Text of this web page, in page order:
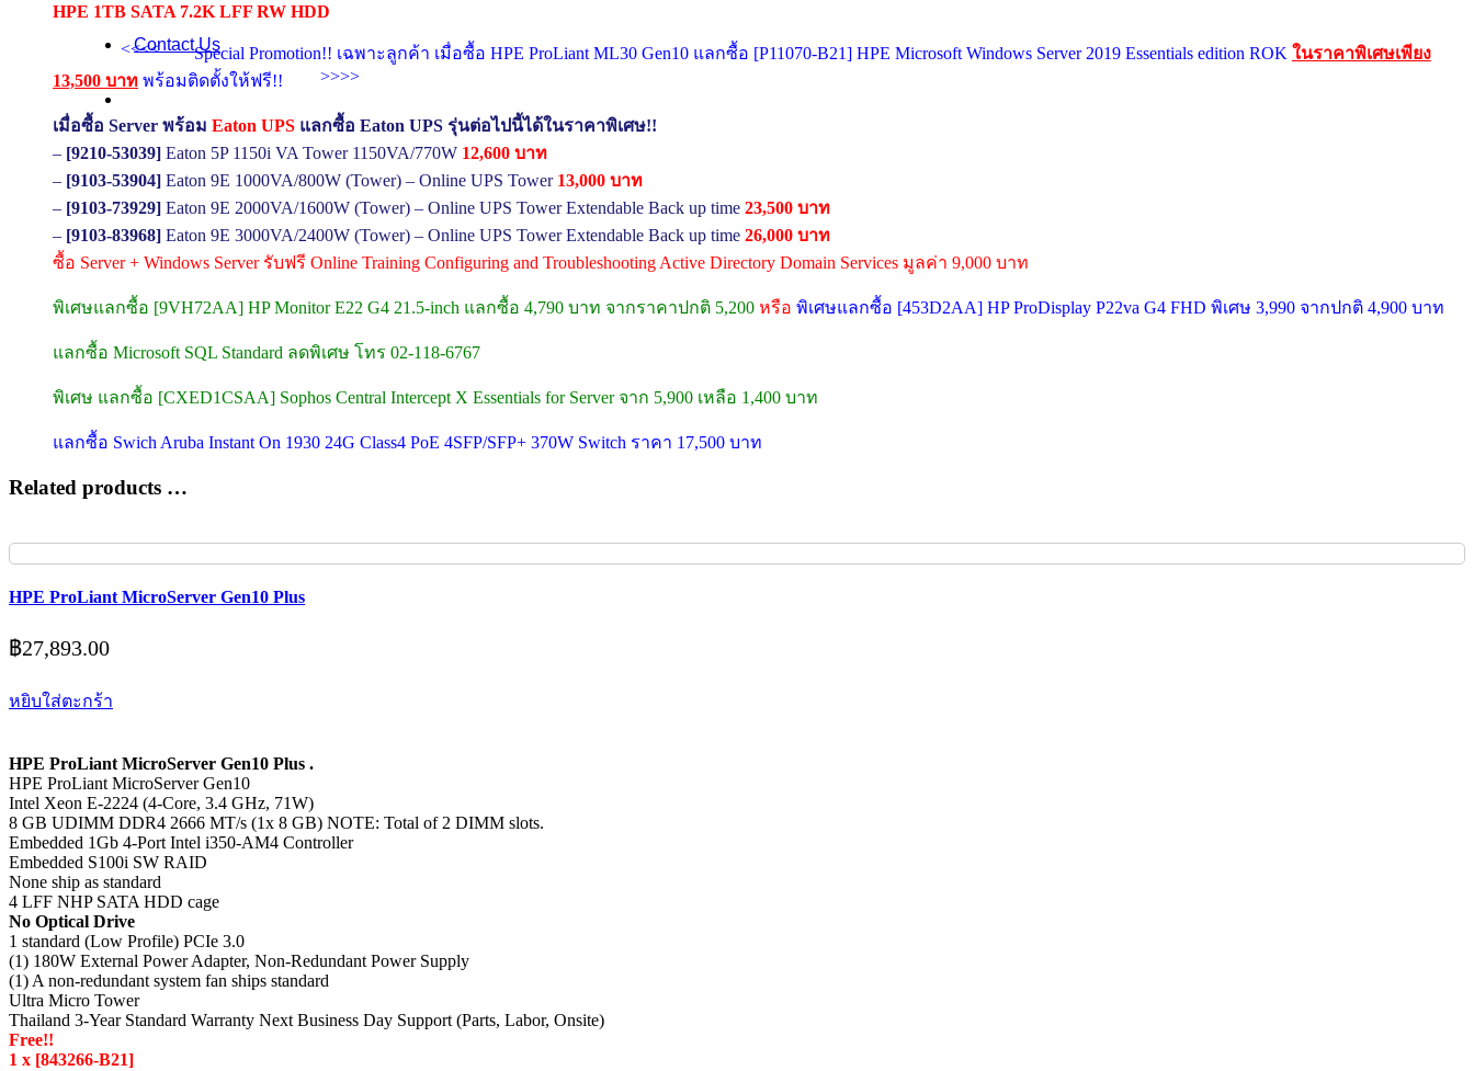
Contact Us
HPE 1TB SATA 7.2K LFF RW HDD
<<<<
Special Promotion!! เฉพาะลูกค้า เมื่อซื้อ HPE ProLiant ML30 Gen10 แลกซื้อ [P11070-B21] HPE Microsoft Windows Server 2019 Essentials edition ROK ในราคาพิเศษเพียง
13,500 บาท พร้อมติดตั้งให้ฟรี!! >>>>
เมื่อซื้อ Server พร้อม Eaton UPS แลกซื้อ Eaton UPS รุ่นต่อไปนี้ได้ในราคาพิเศษ!!
– [9210-53039] Eaton 5P 1150i VA Tower 1150VA/770W 12,600 บาท
– [9103-53904] Eaton 9E 1000VA/800W (Tower) – Online UPS Tower 13,000 บาท
– [9103-73929] Eaton 9E 2000VA/1600W (Tower) – Online UPS Tower Extendable Back up time 23,500 บาท
– [9103-83968] Eaton 9E 3000VA/2400W (Tower) – Online UPS Tower Extendable Back up time 26,000 บาท
ซื้อ Server + Windows Server รับฟรี Online Training Configuring and Troubleshooting Active Directory Domain Services มูลค่า 9,000 บาท
พิเศษแลกซื้อ [9VH72AA] HP Monitor E22 G4 21.5-inch แลกซื้อ 4,790 บาท จากราคาปกติ 5,200 หรือ พิเศษแลกซื้อ [453D2AA] HP ProDisplay P22va G4 FHD พิเศษ 3,990 จากปกติ 4,900 บาท
แลกซื้อ Microsoft SQL Standard ลดพิเศษ โทร 02-118-6767
พิเศษ แลกซื้อ [CXED1CSAA] Sophos Central Intercept X Essentials for Server จาก 5,900 เหลือ 1,400 บาท
แลกซื้อ Swich Aruba Instant On 1930 24G Class4 PoE 4SFP/SFP+ 370W Switch ราคา 17,500 บาท
Related products …
HPE ProLiant MicroServer Gen10 Plus
฿27,893.00
หยิบใส่ตะกร้า
HPE ProLiant MicroServer Gen10 Plus .
HPE ProLiant MicroServer Gen10
Intel Xeon E-2224 (4-Core, 3.4 GHz, 71W)
8 GB UDIMM DDR4 2666 MT/s (1x 8 GB) NOTE: Total of 2 DIMM slots.
Embedded 1Gb 4-Port Intel i350-AM4 Controller
Embedded S100i SW RAID
None ship as standard
4 LFF NHP SATA HDD cage
No Optical Drive
1 standard (Low Profile) PCIe 3.0
(1) 180W External Power Adapter, Non-Redundant Power Supply
(1) A non-redundant system fan ships standard
Ultra Micro Tower
Thailand 3-Year Standard Warranty Next Business Day Support (Parts, Labor, Onsite)
Free!!
1 x [843266-B21]